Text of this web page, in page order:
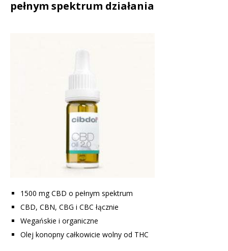
pełnym spektrum działania
1500 mg CBD o pełnym spektrum
CBD, CBN, CBG i CBC łącznie
Wegańskie i organiczne
Olej konopny całkowicie wolny od THC